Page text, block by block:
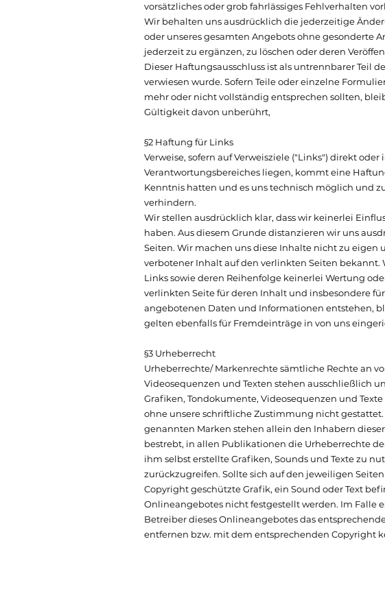
vorsätzliches oder grob fahrlässiges Fehlverhalten
Wir behalten uns ausdrücklich die jederzeitige
oder unseres gesamten Angebots ohne gesonderte
jederzeit zu ergänzen, zu löschen oder deren
Dieser Haftungsausschluss ist als untrennbarer Teil
verwiesen wurde. Sofern Teile oder einzelne
mehr oder nicht vollständig entsprechen sollten,
Gültigkeit davon unberührt,
§2 Haftung für Links
Verweise, sofern auf Verweisziele ("Links") direkt
Verantwortungsbereiches liegen, kommt eine
Kenntnis hatten und es uns technisch möglich und
verhindern.
Wir stellen ausdrücklich klar, dass wir keinerlei
haben. Aus diesem Grunde distanzieren wir uns
Seiten. Wir machen uns diese Inhalte nicht zu
verbotener Inhalt auf den verlinkten Seiten
Links sowie deren Reihenfolge keinerlei Wertung
verlinkten Seite für deren Inhalt und insbesondere
angebotenen Daten und Informationen entstehen,
gelten ebenfalls für Fremdeinträge in von uns
§3 Urheberrecht
Urheberrechte/ Markenrechte sämtliche Rechte an
Videosequenzen und Texten stehen ausschließlich
Grafiken, Tondokumente, Videosequenzen und
ohne unsere schriftliche Zustimmung nicht
genannten Marken stehen allein den Inhabern
bestrebt, in allen Publikationen die Urheberrechte
ihm selbst erstellte Grafiken, Sounds und Texte zu
zurückzugreifen. Sollte sich auf den jeweiligen
Copyright geschützte Grafik, ein Sound oder Text
Onlineangebotes nicht festgestellt werden. Im
Betreiber dieses Onlineangebotes das
entfernen bzw. mit dem entsprechenden Copyright